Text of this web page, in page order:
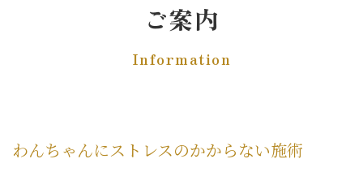
ご案内
Information
わんちゃんにストレスのかからない施術